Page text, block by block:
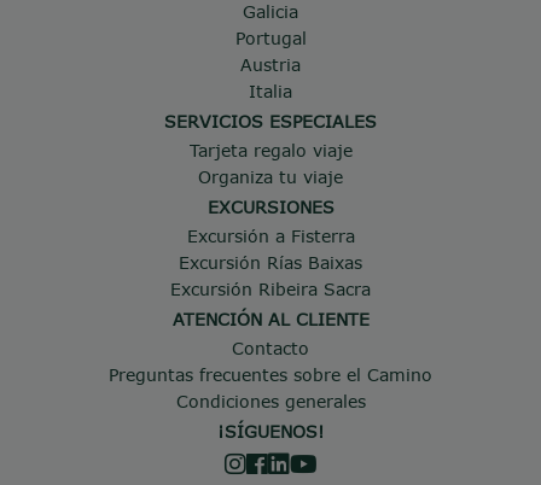
Galicia
Portugal
Austria
Italia
SERVICIOS ESPECIALES
Tarjeta regalo viaje
Organiza tu viaje
EXCURSIONES
Excursión a Fisterra
Excursión Rías Baixas
Excursión Ribeira Sacra
ATENCIÓN AL CLIENTE
Contacto
Preguntas frecuentes sobre el Camino
Condiciones generales
¡SÍGUENOS!